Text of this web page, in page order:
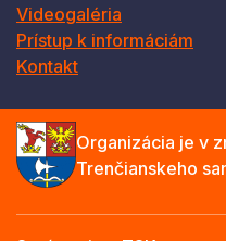
Videogaléria
Prístup k informáciám
Kontakt
Organizácia je v
Trenčianskeho